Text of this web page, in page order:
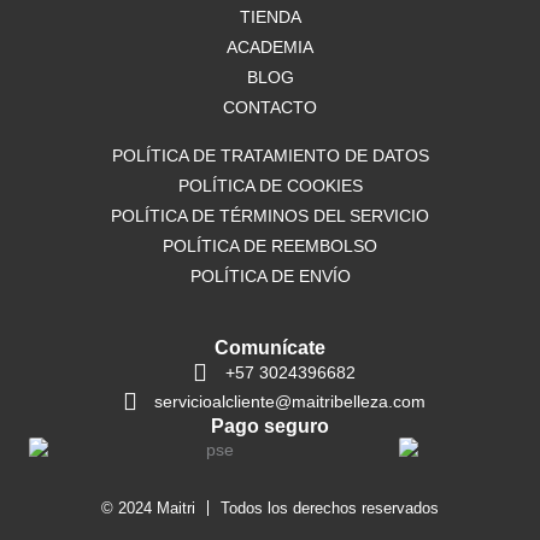
r
a
m
TIENDA
ACADEMIA
BLOG
CONTACTO
POLÍTICA DE TRATAMIENTO DE DATOS
POLÍTICA DE COOKIES
POLÍTICA DE TÉRMINOS DEL SERVICIO
POLÍTICA DE REEMBOLSO
POLÍTICA DE ENVÍO
Comunícate
+57 3024396682
servicioalcliente@maitribelleza.com
Pago seguro
© 2024 Maitri Todos los derechos reservados